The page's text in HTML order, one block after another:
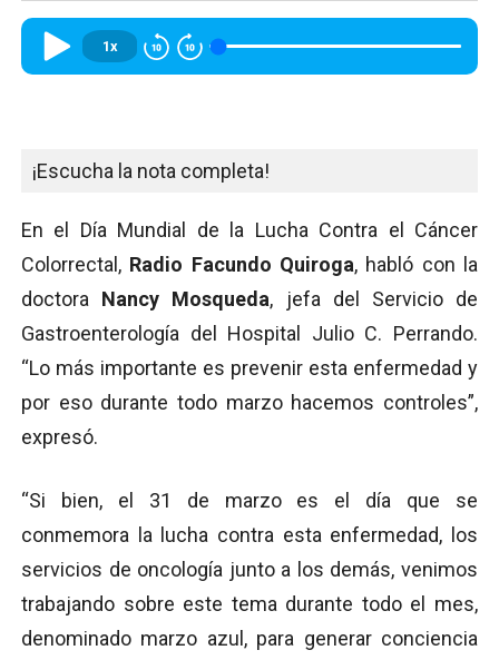
1x
¡Escucha la nota completa!
En el Día Mundial de la Lucha Contra el Cáncer
Colorrectal, Radio Facundo Quiroga, habló con la
doctora Nancy Mosqueda, jefa del Servicio de
Gastroenterología del Hospital Julio C. Perrando.
“Lo más importante es prevenir esta enfermedad y
por eso durante todo marzo hacemos controles”,
expresó.
“Si bien, el 31 de marzo es el día que se
conmemora la lucha contra esta enfermedad, los
servicios de oncología junto a los demás, venimos
trabajando sobre este tema durante todo el mes,
denominado marzo azul, para generar conciencia